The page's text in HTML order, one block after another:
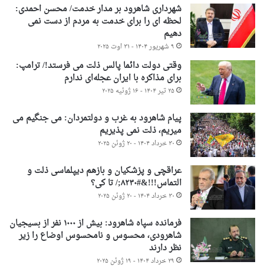
شهرداری شاهرود بر مدار خدمت/ محسن احمدی:
لحظه ای را برای خدمت به مردم از دست نمی
دهیم
۹ شهریور ۱۴۰۴ - ۳۱ اوت ۲۰۲۵
وقتی دولت دائما پالس ذلت می فرستد!/ ترامپ:
برای مذاکره با ایران عجله‌ای ندارم
۲۵ تیر ۱۴۰۴ - ۱۶ ژوئیه ۲۰۲۵
پیام شاهرود به غرب و دولتمردان: می جنگیم می
میریم، ذلت نمی پذیریم
۳۰ خرداد ۱۴۰۴ - ۲۰ ژوئن ۲۰۲۵
عراقچی و پزشکیان و بازهم دیپلماسی ذلت و
التماس!!!&#۸۲۳۰;/ تا کی؟
۳۰ خرداد ۱۴۰۴ - ۲۰ ژوئن ۲۰۲۵
فرمانده سپاه شاهرود: بیش از ۱۰۰۰ نفر از بسیجیان
شاهرودی، محسوس و نامحسوس اوضاع را زیر
نظر دارند
۲۹ خرداد ۱۴۰۴ - ۱۹ ژوئن ۲۰۲۵